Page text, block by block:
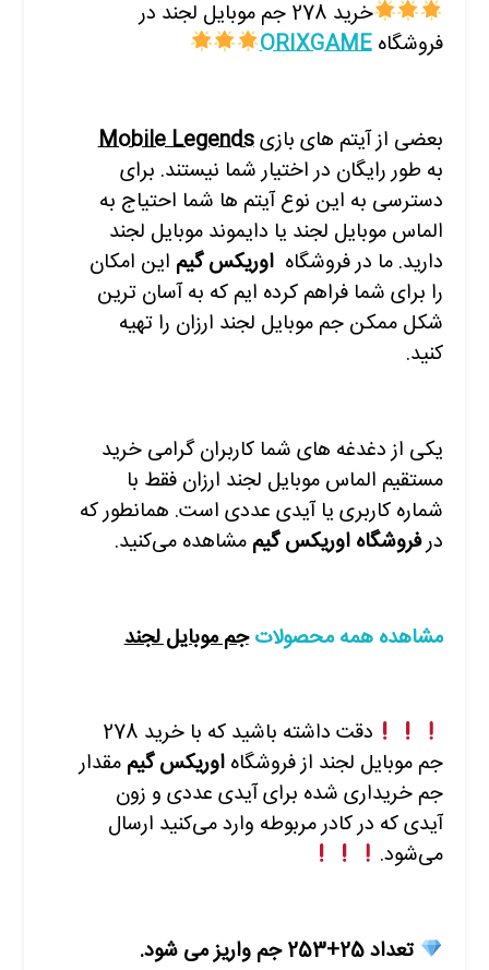
خرید 278 جم موبایل لجند در
فروشگاهORIXGAME
بعضی از آیتم های بازیMobile Legends
به طور رایگان در اختیار شما نیستند. برای
دسترسی به این نوع آیتم ها شما احتیاج به
الماس موبایل لجند یا دایموند موبایل لجند
دارید. ما در فروشگاهاوریکس گیم این امکان
را برای شما فراهم کرده ایم که به آسان ترین
شکل ممکن جم موبایل لجند ارزان را تهیه
کنید.
یکی از دغدغه های شما کاربران گرامی خرید
مستقیم الماس موبایل لجند ارزان فقط با
شماره کاربری یا آیدی عددی است. همانطور که
درفروشگاه اوریکس گیم مشاهدهمی‌کنید.
مشاهده همه محصولاتجم موبایل لجند
دقت داشته باشید که باخرید 278
جم موبایل لجند از فروشگاه اوریکس گیم مقدار
جم خریداری شده برای آیدی عددی و زون
آیدی که در کادر مربوطه واردمی‌کنید ارسال
می‌شود.
تعداد 25+253 جم واریز می شود.